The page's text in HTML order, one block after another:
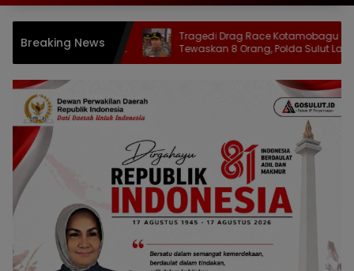
Breaking News
DPD
Provinsi
Tragedi Drag Race Kotamobagu
Tewaskan 8 Orang, Polda Sulut Lakukan
Penyelidikan Mendalam